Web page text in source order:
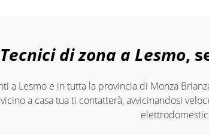
Tecnici di zona a Lesmo,
a Lesmo e in tutta la provincia di Monza
a casa tua ti contatterà, avvicinandosi